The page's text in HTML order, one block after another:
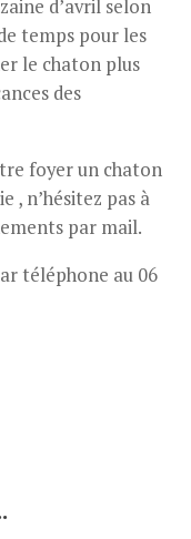
d’avril selon
temps pour les
le chaton plus
des
foyer un chaton
, n’hésitez pas à
par mail.
téléphone au 06